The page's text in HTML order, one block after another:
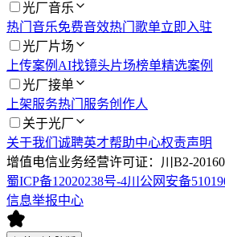
光厂音乐
热门音乐免费音效热门歌单立即入驻
光厂片场
上传案例 AI找镜头片场榜单精选案例
光厂接单
上架服务热门服务创作人
关于光厂
关于我们 诚聘英才帮助中心权责声明
增值电信业务经营许可证：川B2-
蜀ICP备12020238号-4川公网安备
信息举报中心